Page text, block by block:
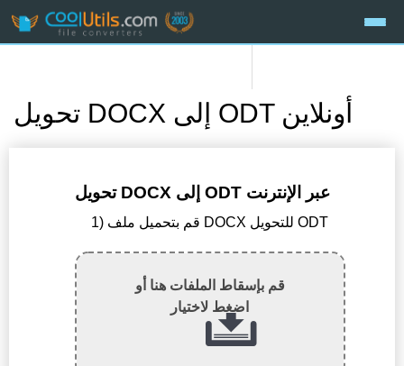
تحويل DOCX إلى ODT أونلاين
تحويل DOCX إلى ODT عبر الإنترنت
1) قم بتحميل ملف DOCX للتحويل ODT
قم بإسقاط الملفات هنا أو
اضغط لاختيار